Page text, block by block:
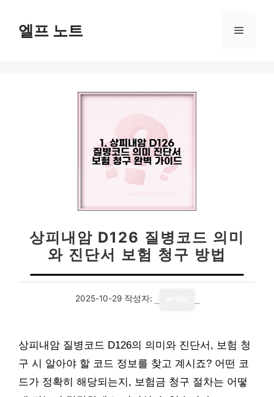
엘프 노트 메
상피내암 D126 질병코드 의미
와 진단서 보험 청구 방법
2025-10-29 작성자:
상피내암 질병코드 D126의 의미와 진단서, 보험 청
구 시 알아야 할 코드 정보를 찾고 계시죠? 어떤 코
드가 정확히 해당되는지, 보험금 청구 절차는 어떻